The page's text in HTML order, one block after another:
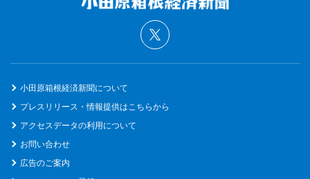
小田原箱根経済新聞について
プレスリリース・情報提供はこちらから
アクセスデータの利用について
お問い合わせ
広告のご案内